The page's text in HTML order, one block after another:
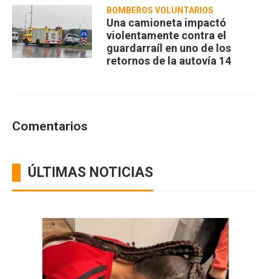
BOMBEROS VOLUNTARIOS
Una camioneta impactó
violentamente contra el
guardarraíl en uno de los
retornos de la autovía 14
Comentarios
ÚLTIMAS NOTICIAS